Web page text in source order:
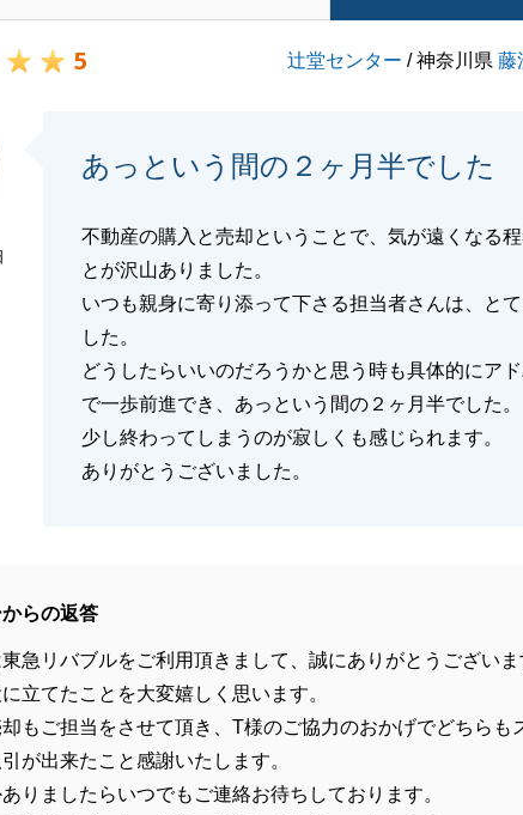
5 辻堂センター / 神奈川県藤
あっという間の２ヶ月半でした
不動産の購入と売却ということで、気が遠くなる
とが沢山ありました。
いつも親身に寄り添って下さる担当者さんは、と
した。
どうしたらいいのだろうかと思う時も具体的にア
で一歩前進でき、あっという間の２ヶ月半でした。
少し終わってしまうのが寂しくも感じられます。
ありがとうございました。
らの返答
急リバブルをご利用頂きまして、誠にありがとうござい
立てたことを大変嬉しく思います。
もご担当をさせて頂き、T様のご協力のおかげでどちらも
が出来たこと感謝いたします。
りましたらいつでもご連絡お待ちしております。